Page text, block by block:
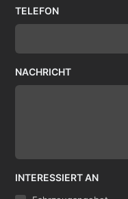
TELEFON
NACHRICHT
INTERESSIERT AN